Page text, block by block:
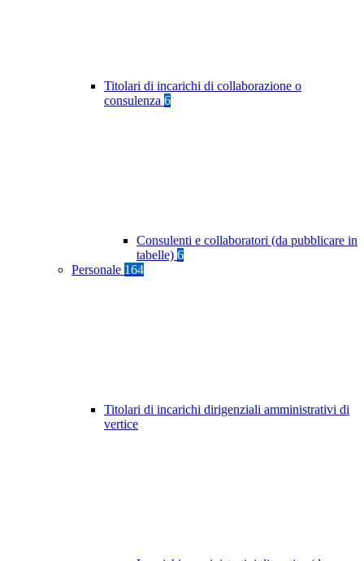
Titolari di incarichi di collaborazione o
consulenza 6
Consulenti e collaboratori (da pubblicare in
tabelle) 6
Personale 164
Titolari di incarichi dirigenziali amministrativi di
vertice